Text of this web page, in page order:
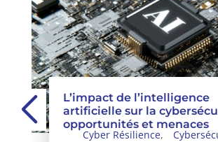
L’impact de l’intelligence
artificielle sur la
opportunités et menaces
Cyber Résilience,